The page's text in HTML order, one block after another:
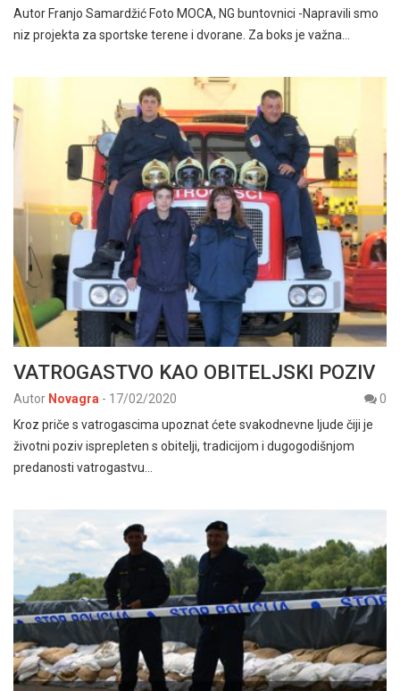
Autor Franjo Samardžić Foto MOCA, NG buntovnici -Napravili smo
niz projekta za sportske terene i dvorane. Za boks je važna…
VATROGASTVO KAO OBITELJSKI POZIV
Autor Novagra - 17/02/2020
0
Kroz priče s vatrogascima upoznat ćete svakodnevne ljude čiji je
životni poziv isprepleten s obitelji, tradicijom i dugogodišnjom
predanosti vatrogastvu…